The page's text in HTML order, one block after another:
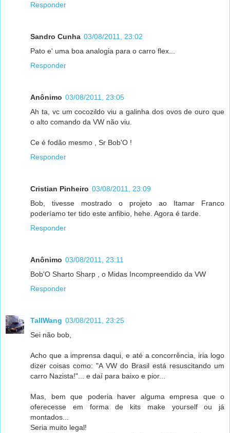
Responder
Sandro Cunha 03/08/2011, 23:02
Pato e' uma boa analogia para o carro flex...
Responder
Anônimo 03/08/2011, 23:05
Ah ta, vc um cocozildo viu a galinha dos ovos de ouro que
o alto comando da VW não viu.
Ce é fodão mesmo , Sr Bob'O !
Responder
Cristian Pinheiro 03/08/2011, 23:09
Bob, tivesse mostrado o projeto ao Itamar Franco
poderíamo ter tido este anfibio, hehe. Agora é tarde.
Responder
Anônimo 03/08/2011, 23:11
Bob'O Sharto Sharp , o Midas Incompreendido da VW
Responder
TallWang 03/08/2011, 23:25
Sei não bob,
Acho que a imprensa daqui, e até a concorrência, iria logo
dizer coisas como: "A VW do Brasil está resuscitando um
carro Nazista!"... e daí para baixo e pior...
Mas, bem que poderia haver alguma empresa que o
oferecesse em forma de kits make yourself ou já
montados...
Seria muito legal!